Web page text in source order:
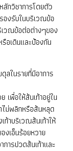
กวิชาการโดยตัว
องรับในบริเวณข้อ
วณข้อต่อต่างๆของ
อเดินและป้องกัน
ลในรายที่มีอาการ
เพื่อให้ส้นเท้าอยู่ใน
ไม่พลิกหรือส้นหลุด
ท้าบริเวณส้นเท้าให้
งเอ็นร้อยหวาย
ารปวดส้นเท้าและ